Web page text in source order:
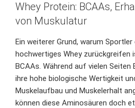
Whey Protein: BCAAs,
von Muskulatur
Ein weiterer Grund, warum
hochwertiges Whey zurückgreifen
BCAAs. Während auf vielen
ihre hohe biologische Wertigkeit
Muskelaufbau und Muskelerhalt
können diese Aminosäuren doch